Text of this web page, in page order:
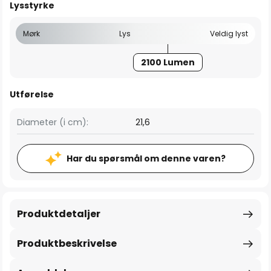
Lysstyrke
Mørk Lys Veldig lyst
2100 Lumen
Utførelse
Diameter (i cm): 21,6
Har du spørsmål om denne varen?
Produktbeskrivelse
Produktdetaljer